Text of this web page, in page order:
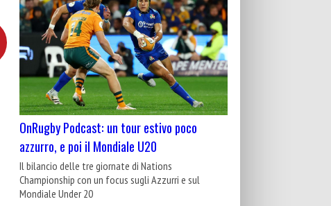
OnRugby Podcast: un tour estivo poco
azzurro, e poi il Mondiale U20
Il bilancio delle tre giornate di Nations
Championship con un focus sugli Azzurri e sul
Mondiale Under 20